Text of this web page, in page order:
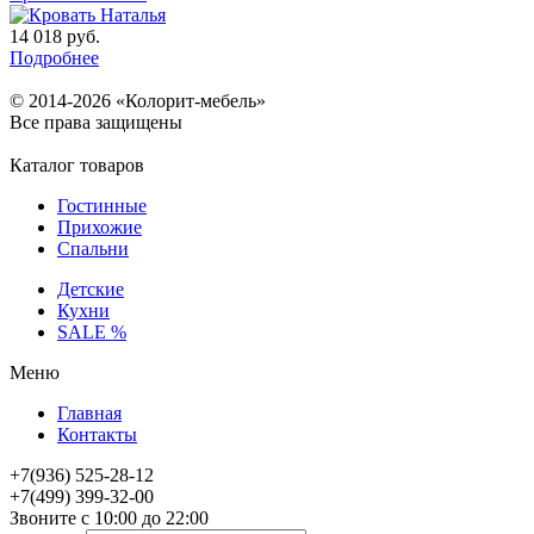
14 018 руб.
Подробнее
© 2014-2026 «Колорит-мебель»
Все права защищены
Каталог товаров
Гостинные
Прихожие
Спальни
Детские
Кухни
SALE %
Меню
Главная
Контакты
+7(936) 525-28-12
+7(499) 399-32-00
Звоните с 10:00 до 22:00